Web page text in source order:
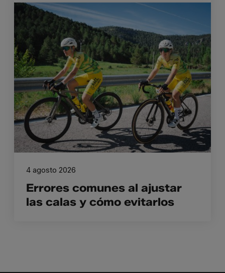
Errores comunes al ajustar
las calas y cómo evitarlos
4 agosto 2026